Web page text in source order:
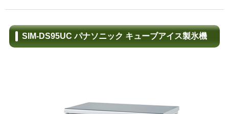
SIM-DS95UC パナソニック キューブアイス製氷機